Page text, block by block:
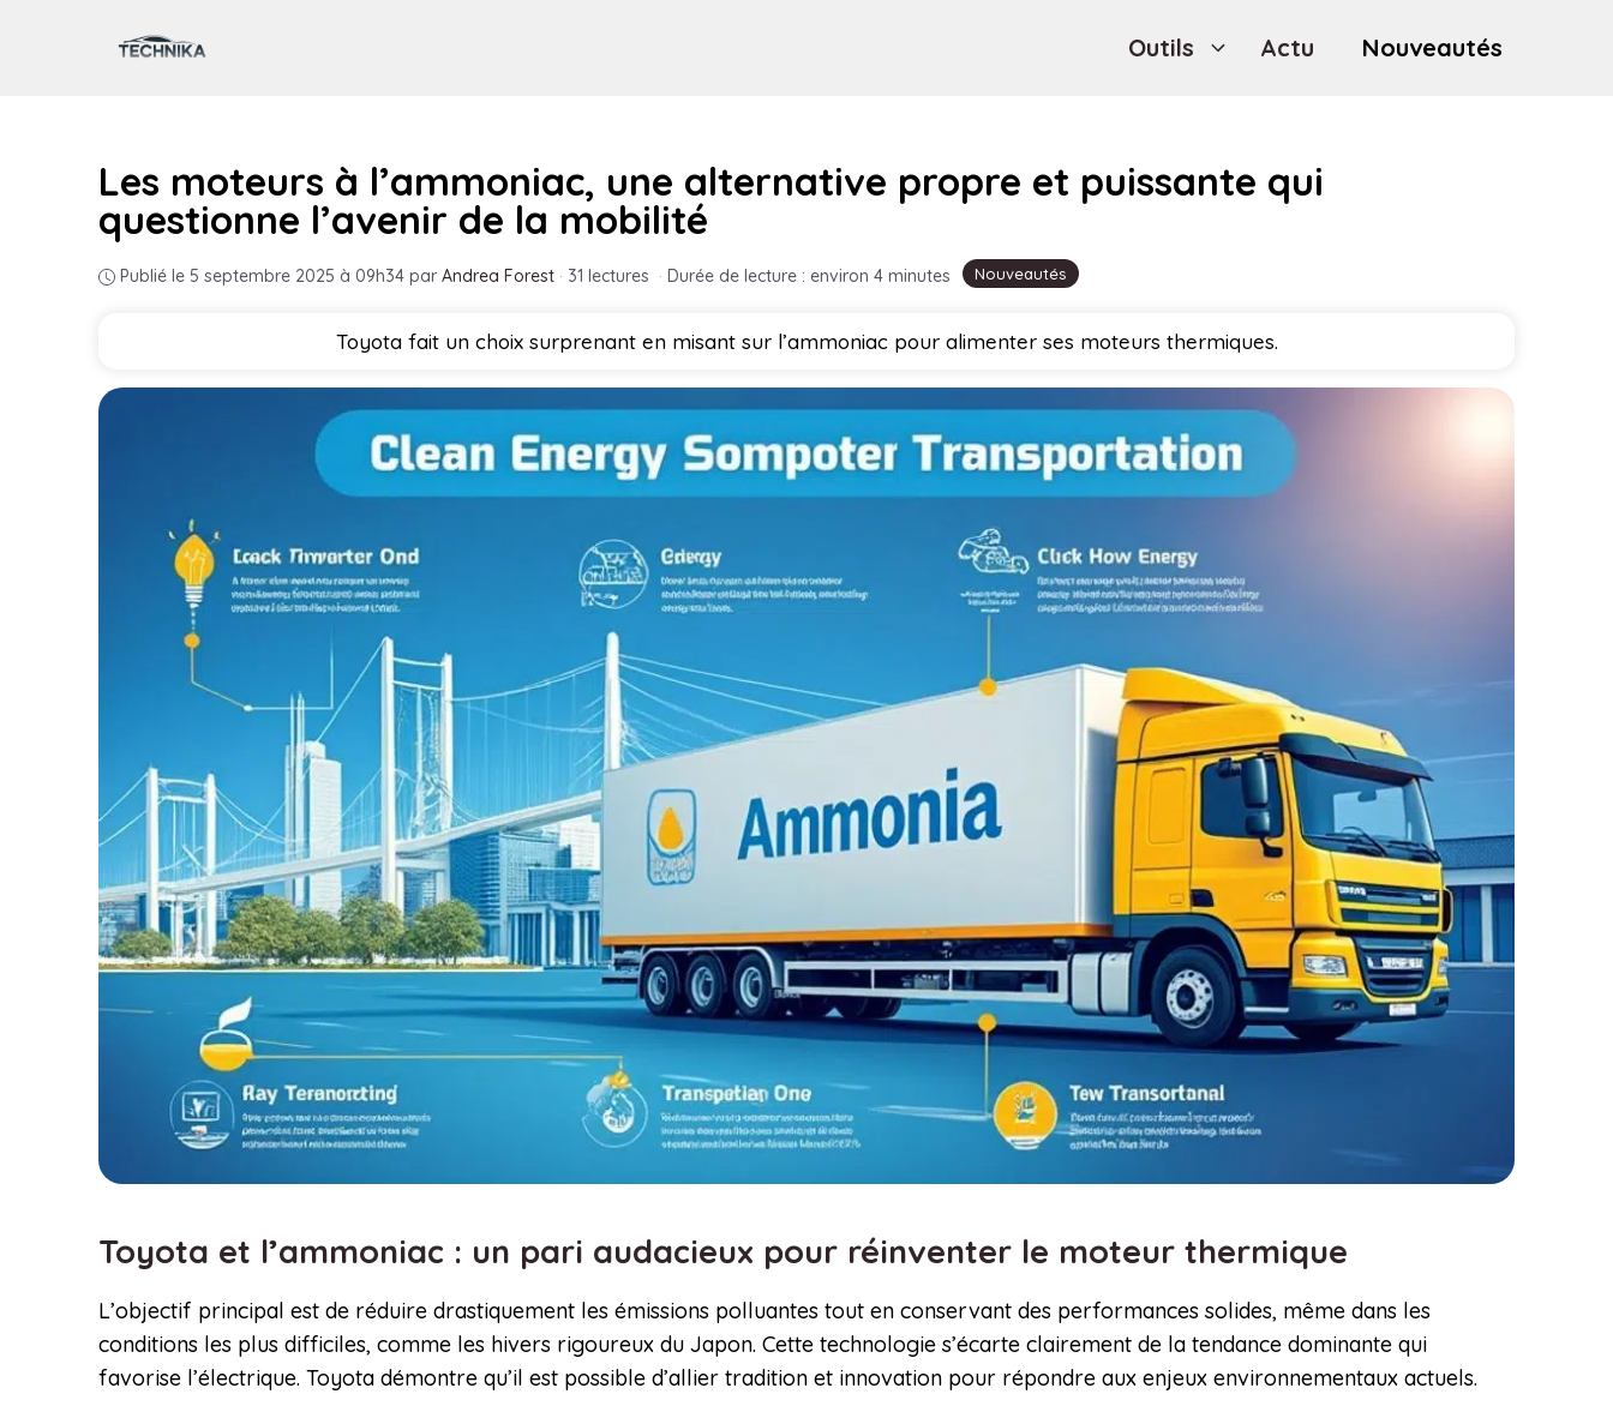
Outils Actu Nouveautés
Nouveautés
Les moteurs à l’ammoniac, une alternative propre et puissante qui
questionne l’avenir de la mobilité
Publié le 5 septembre 2025 à 09h34 par Andrea Forest · 31 lectures · Durée de lecture : environ 4 minutes
Toyota fait un choix surprenant en misant sur l’ammoniac pour alimenter ses moteurs thermiques.
Toyota et l’ammoniac : un pari audacieux pour réinventer le moteur thermique
L’objectif principal est de réduire drastiquement les émissions polluantes tout en conservant des performances solides, même dans les
conditions les plus difficiles, comme les hivers rigoureux du Japon. Cette technologie s’écarte clairement de la tendance dominante qui
favorise l’électrique. Toyota démontre qu’il est possible d’allier tradition et innovation pour répondre aux enjeux environnementaux actuels.